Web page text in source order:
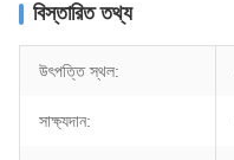
বিস্তারিত তথ্য
উৎপত্তি স্থল:
সাক্ষ্যদান: